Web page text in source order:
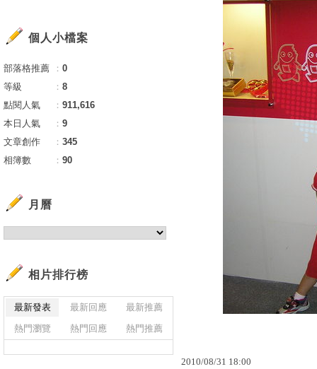
2010/08/31 18:00
個人小檔案
部落格推薦 ： 0
等級
： 8
點閱人氣
： 911,616
本日人氣
： 9
文章創作
： 345
相簿數
： 90
月曆
相片排行榜
最新發表 最新回應
最新推薦
熱門瀏覽
熱門回應 熱門推薦